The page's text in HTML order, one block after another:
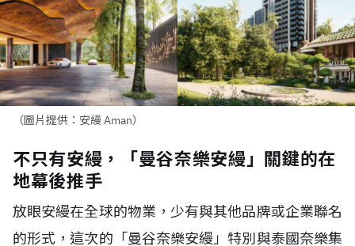
（圖片提供：安縵 Aman）
不只有安縵，「曼谷奈樂安縵」關鍵的在
地幕後推手
放眼安縵在全球的物業，少有與其他品牌或企業聯名
的形式，這次的「曼谷奈樂安縵」特別與泰國奈樂集